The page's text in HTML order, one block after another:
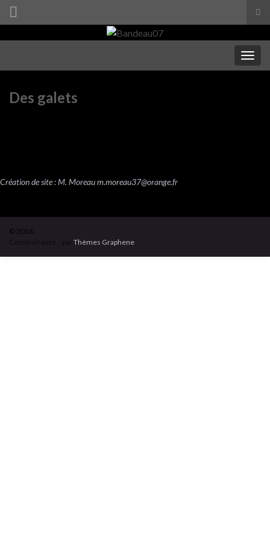
Des galets
Création de site : M. Moreaum.moreau37@orange.fr
© 2026 .
Construit avec
parThèmes Graphene